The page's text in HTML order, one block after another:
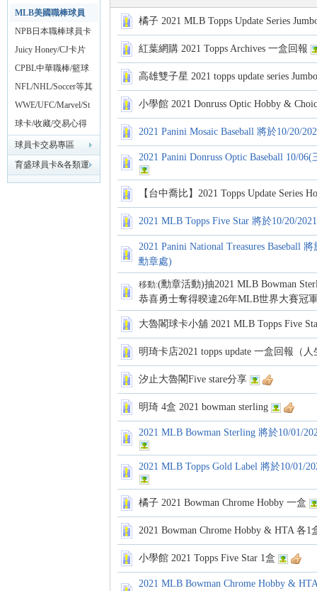
員
專區
MLB美國職棒球員
卡專區
NPB日本職棒球員卡
專區
Juicy Honey/CJ卡片
18禁AV專區
CPBL中華職棒/籃球
球卡專區
NFL/NHL/Soccer等其
他各類運動球員卡專
區
WWE/UFC/Marvel/St
arWars動漫影視卡專
區
球卡/收藏/交易心得
分享區
球員卡交易專區
育盛球員卡&各類運
動討論區
橘子 2021 MLB Topps Update Series
紅葉網購 2021 Topps Archives 一盒回報
高雄雙子星 2021 topps update series
小學館 2021 Donruss Optic Hobby &
2021 Panini Mosaic Baseball 將於10/20/
2021 Panini Donruss Optic Baseball 10/
【台中喬比】2021 Topps Update Series
2021 MLB Topps Five Star 將於10/20/
2021 Panini National Treasures Baseball
勳章處)
移動:(勳章活動)抽2021 MLB Bowman
恭喜勇士奪得暌違26年MLB世界大賽冠
大魯閣球卡小舖 2021 MLB Topps Five
明琦卡店2021 topps update 一盒回報（
汐止大魯閣Five stare分享
明琦 4盒 2021 bowman sterling
2021 MLB Bowman Sterling 將於10/01/
2021 MLB Topps Gold Label 將於10/01/
橘子 2021 Bowman Chrome Hobby 一盒
2021 Bowman Chrome Hobby & HTA 各1
小學館 2021 Topps Five Star 1盒
2021 MLB Bowman Chrome Hobby &